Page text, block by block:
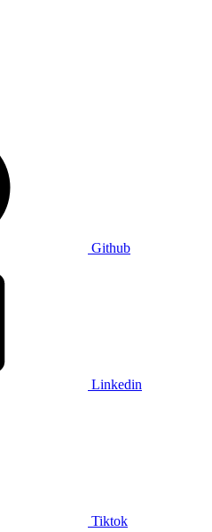
Github
Linkedin
Tiktok